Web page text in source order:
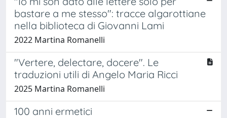
bastare a me stesso": tracce algarottiane
nella biblioteca di Giovanni Lami
2022 Martina Romanelli
"Vertere, delectare, docere". Le
traduzioni utili di Angelo Maria Ricci
2025 Martina Romanelli
100 anni ermetici